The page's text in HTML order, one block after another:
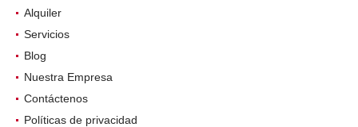
Alquiler
Servicios
Blog
Nuestra Empresa
Contáctenos
Políticas de privacidad